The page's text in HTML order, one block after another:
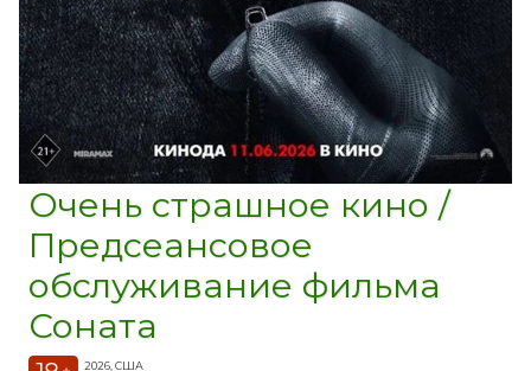
Очень страшное кино /
Предсеансовое
обслуживание фильма
Соната
2026, США